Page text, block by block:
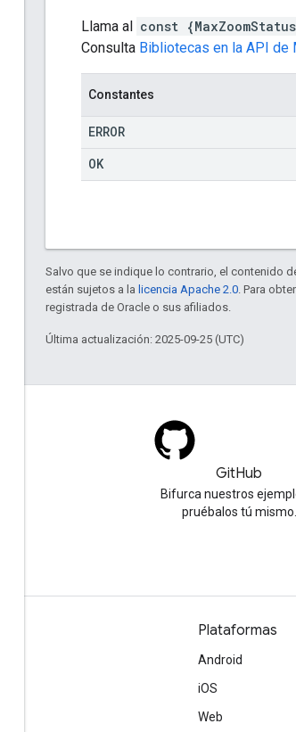
Llama al const
Consulta Bibliotecas en la API de
Constantes
ERROR
OK
Salvo que se indique lo contrario, el contenido
están sujetos a la licencia Apache 2.0 . Para
registrada de Oracle o sus afiliados.
Última actualización: 2025-09-25 (UTC)
GitHub
Bifurca nuestros
pruébalos tú mismo.
Plataformas
Android
iOS
Web